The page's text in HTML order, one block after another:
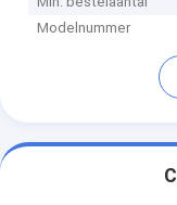
Modelnummer